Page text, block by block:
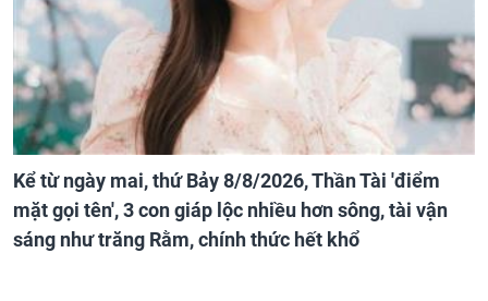
Kể từ ngày mai, thứ Bảy 8/8/2026, Thần Tài 'điểm
mặt gọi tên', 3 con giáp lộc nhiều hơn sông, tài vận
sáng như trăng Rằm, chính thức hết khổ